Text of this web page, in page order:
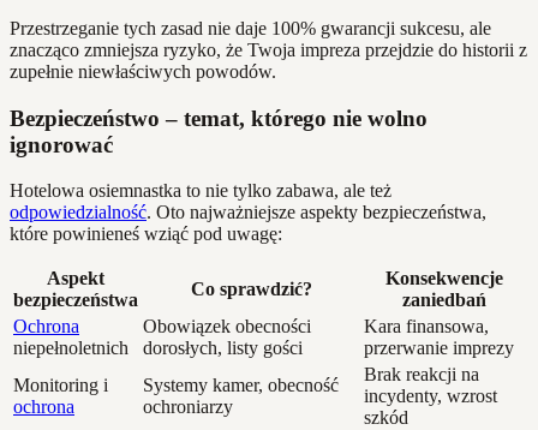
Przestrzeganie tych zasad nie daje 100% gwarancji sukcesu, ale
znacząco zmniejsza ryzyko, że Twoja impreza przejdzie do historii z
zupełnie niewłaściwych powodów.
Bezpieczeństwo – temat, którego nie wolno
ignorować
Hotelowa osiemnastka to nie tylko zabawa, ale też
odpowiedzialność. Oto najważniejsze aspekty bezpieczeństwa,
które powinieneś wziąć pod uwagę:
Aspekt
bezpieczeństwa
Co sprawdzić?
Konsekwencje
zaniedbań
Ochrona
niepełnoletnich
Obowiązek obecności
dorosłych, listy gości
Kara finansowa,
przerwanie imprezy
Monitoring i
ochrona
Systemy kamer, obecność
ochroniarzy
Brak reakcji na
incydenty, wzrost
szkód